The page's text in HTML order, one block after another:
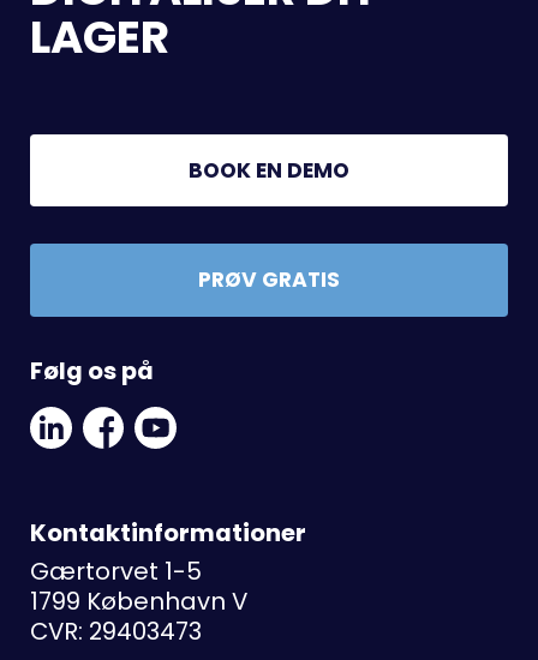
LAGER
BOOK EN DEMO
PRØV GRATIS
Følg os på
Linkedin
Social
Link
Facebook
Social
Link
Youtube
Link
Kontaktinformationer
Gærtorvet 1-5
1799 København V
CVR: 29403473